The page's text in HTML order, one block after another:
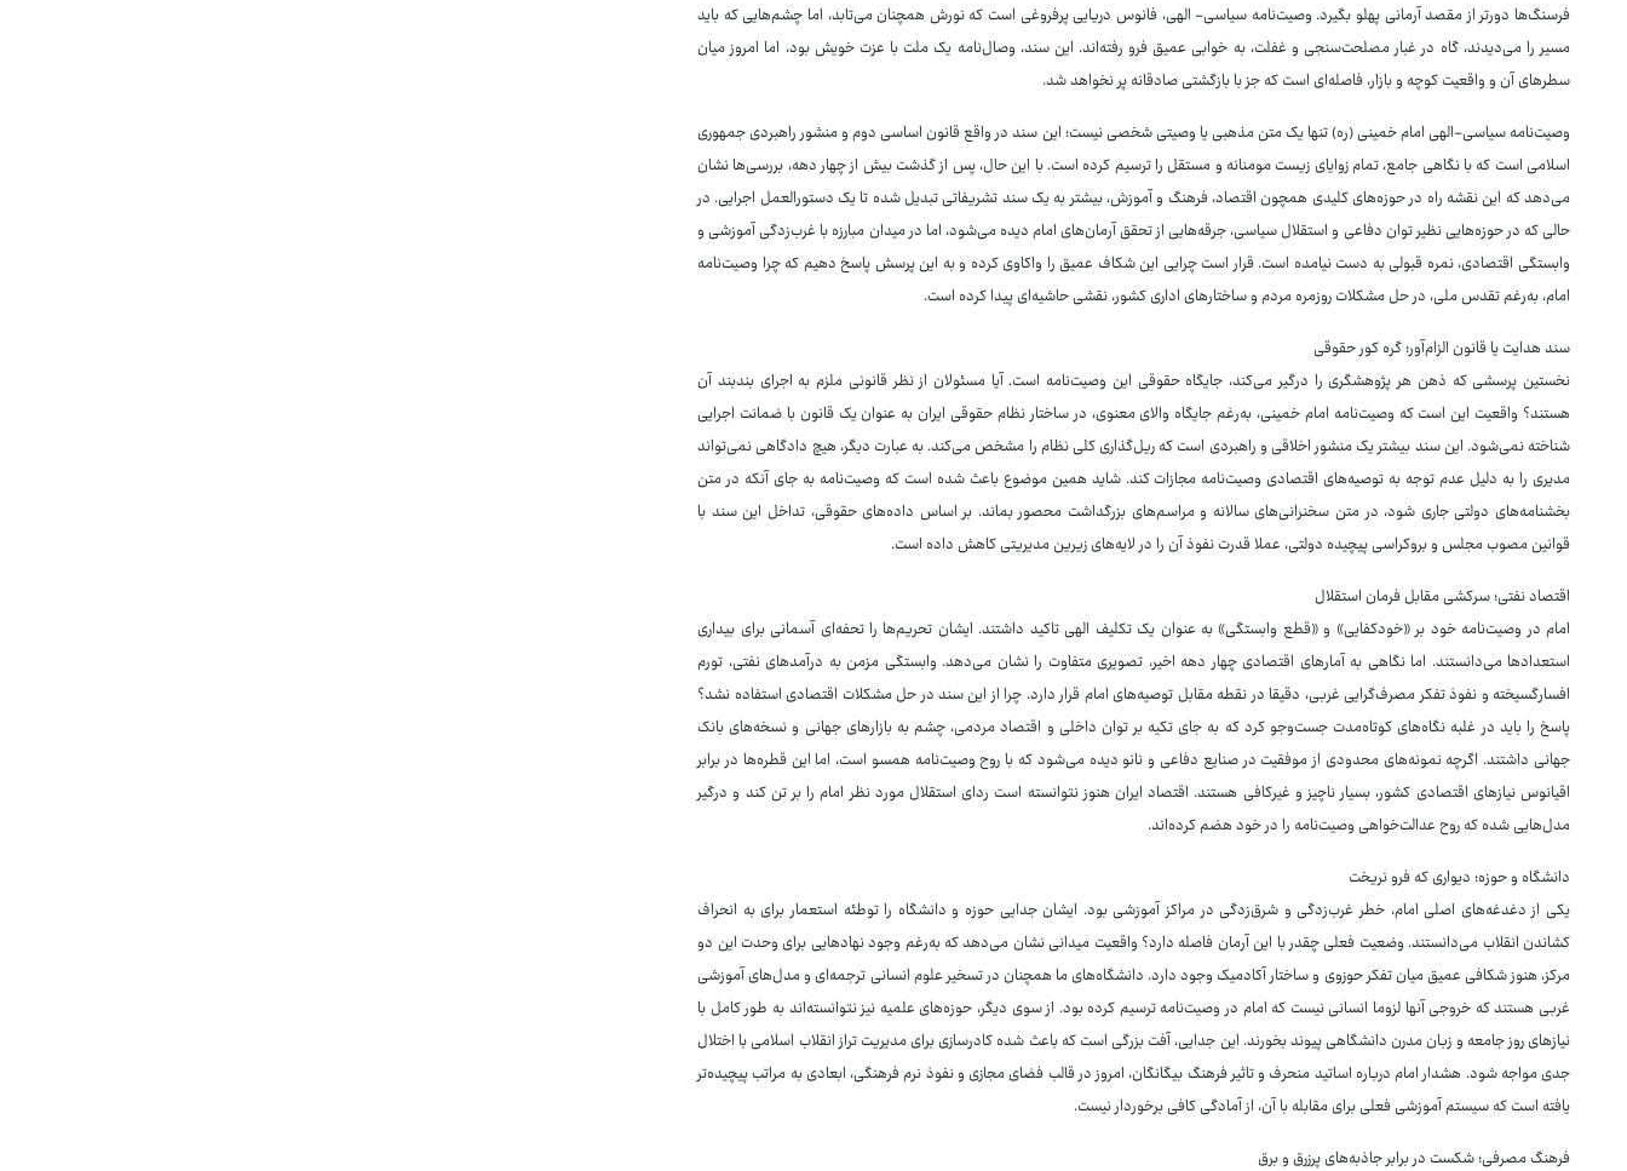
فرسنگ‌ها دورتر از مقصد آرمانی پهلو بگیرد. وصیت‌نامه سیاسی- الهی، فانوس دریایی پرفروغی است که نورش همچنان می‌تابد، اما چشم‌هایی که باید
مسیر را می‌دیدند، گاه در غبار مصلحت‌سنجی و غفلت، به خوابی عمیق فرو رفته‌اند. این سند، وصال‌نامه یک ملت با عزت خویش بود، اما امروز میان
سطرهای آن و واقعیت کوچه و بازار، فاصله‌ای است که جز با بازگشتی صادقانه پر نخواهد شد.
وصیت‌نامه سیاسی-الهی امام خمینی (ره) تنها یک متن مذهبی یا وصیتی شخصی نیست؛ این سند در واقع قانون اساسی دوم و منشور راهبردی جمهوری
اسلامی است که با نگاهی جامع، تمام زوایای زیست مومنانه و مستقل را ترسیم کرده است. با این حال، پس از گذشت بیش از چهار دهه، بررسی‌ها نشان
می‌دهد که این نقشه راه در حوزه‌های کلیدی همچون اقتصاد، فرهنگ و آموزش، بیشتر به یک سند تشریفاتی تبدیل شده تا یک دستورالعمل اجرایی. در
حالی که در حوزه‌هایی نظیر توان دفاعی و استقلال سیاسی، جرقه‌هایی از تحقق آرمان‌های امام دیده می‌شود، اما در میدان مبارزه با غرب‌زدگی آموزشی و
وابستگی اقتصادی، نمره قبولی به دست نیامده است. قرار است چرایی این شکاف عمیق را واکاوی کرده و به این پرسش پاسخ دهیم که چرا وصیت‌نامه
امام، به‌رغم تقدس ملی، در حل مشکلات روزمره مردم و ساختارهای اداری کشور، نقشی حاشیه‌ای پیدا کرده است.
سند هدایت یا قانون الزام‌آور؛ گره کور حقوقی
نخستین پرسشی که ذهن هر پژوهشگری را درگیر می‌کند، جایگاه حقوقی این وصیت‌نامه است. آیا مسئولان از نظر قانونی ملزم به اجرای بندبند آن
هستند؟ واقعیت این است که وصیت‌نامه امام خمینی، به‌رغم جایگاه والای معنوی، در ساختار نظام حقوقی ایران به عنوان یک قانون با ضمانت اجرایی
شناخته نمی‌شود. این سند بیشتر یک منشور اخلاقی و راهبردی است که ریل‌گذاری کلی نظام را مشخص می‌کند. به عبارت دیگر، هیچ دادگاهی نمی‌تواند
مدیری را به دلیل عدم توجه به توصیه‌های اقتصادی وصیت‌نامه مجازات کند. شاید همین موضوع باعث شده است که وصیت‌نامه به جای آنکه در متن
بخشنامه‌های دولتی جاری شود، در متن سخنرانی‌های سالانه و مراسم‌های بزرگداشت محصور بماند. بر اساس داده‌های حقوقی، تداخل این سند با
قوانین مصوب مجلس و بروکراسی پیچیده دولتی، عملا قدرت نفوذ آن را در لایه‌های زیرین مدیریتی کاهش داده است.
اقتصاد نفتی؛ سرکشی مقابل فرمان استقلال
امام در وصیت‌نامه خود بر «خودکفایی» و «قطع وابستگی» به عنوان یک تکلیف الهی تاکید داشتند. ایشان تحریم‌ها را تحفه‌ای آسمانی برای بیداری
استعدادها می‌دانستند. اما نگاهی به آمارهای اقتصادی چهار دهه اخیر، تصویری متفاوت را نشان می‌دهد. وابستگی مزمن به درآمدهای نفتی، تورم
افسارگسیخته و نفوذ تفکر مصرف‌گرایی غربی، دقیقا در نقطه مقابل توصیه‌های امام قرار دارد. چرا از این سند در حل مشکلات اقتصادی استفاده نشد؟
پاسخ را باید در غلبه نگاه‌های کوتاه‌مدت جست‌وجو کرد که به جای تکیه بر توان داخلی و اقتصاد مردمی، چشم به بازارهای جهانی و نسخه‌های بانک
جهانی داشتند. اگرچه نمونه‌های محدودی از موفقیت در صنایع دفاعی و نانو دیده می‌شود که با روح وصیت‌نامه همسو است، اما این قطره‌ها در برابر
اقیانوس نیازهای اقتصادی کشور، بسیار ناچیز و غیرکافی هستند. اقتصاد ایران هنوز نتوانسته است ردای استقلال مورد نظر امام را بر تن کند و درگیر
مدل‌هایی شده که روح عدالت‌خواهی وصیت‌نامه را در خود هضم کرده‌اند.
دانشگاه و حوزه؛ دیواری که فرو نریخت
یکی از دغدغه‌های اصلی امام، خطر غرب‌زدگی و شرق‌زدگی در مراکز آموزشی بود. ایشان جدایی حوزه و دانشگاه را توطئه استعمار برای به انحراف
کشاندن انقلاب می‌دانستند. وضعیت فعلی چقدر با این آرمان فاصله دارد؟ واقعیت میدانی نشان می‌دهد که به‌رغم وجود نهادهایی برای وحدت این دو
مرکز، هنوز شکافی عمیق میان تفکر حوزوی و ساختار آکادمیک وجود دارد. دانشگاه‌های ما همچنان در تسخیر علوم انسانی ترجمه‌ای و مدل‌های آموزشی
غربی هستند که خروجی آنها لزوما انسانی نیست که امام در وصیت‌نامه ترسیم کرده بود. از سوی دیگر، حوزه‌های علمیه نیز نتوانسته‌اند به طور کامل با
نیازهای روز جامعه و زبان مدرن دانشگاهی پیوند بخورند. این جدایی، آفت بزرگی است که باعث شده کادرسازی برای مدیریت تراز انقلاب اسلامی با اختلال
جدی مواجه شود. هشدار امام درباره اساتید منحرف و تاثیر فرهنگ بیگانگان، امروز در قالب فضای مجازی و نفوذ نرم فرهنگی، ابعادی به مراتب پیچیده‌تر
یافته است که سیستم آموزشی فعلی برای مقابله با آن، از آمادگی کافی برخوردار نیست.
فرهنگ مصرفی؛ شکست در برابر جاذبه‌های پرزرق و برق